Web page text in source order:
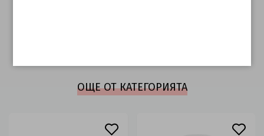
ОЩЕ ОТ КАТЕГОРИЯТА